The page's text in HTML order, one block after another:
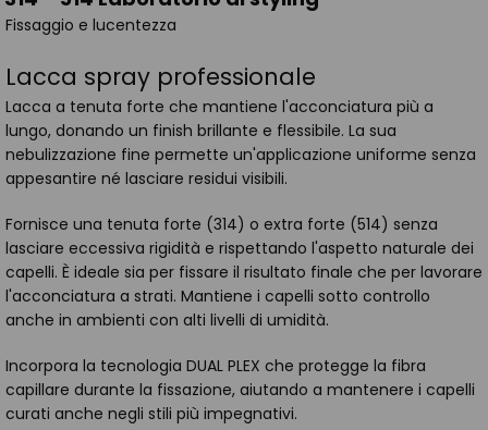
Fissaggio e lucentezza
Lacca spray professionale
Lacca a tenuta forte che mantiene l'acconciatura più a
lungo, donando un finish brillante e flessibile. La sua
nebulizzazione fine permette un'applicazione uniforme senza
appesantire né lasciare residui visibili.
Fornisce una tenuta forte (314) o extra forte (514) senza
lasciare eccessiva rigidità e rispettando l'aspetto naturale dei
capelli. È ideale sia per fissare il risultato finale che per lavorare
l'acconciatura a strati. Mantiene i capelli sotto controllo
anche in ambienti con alti livelli di umidità.
Incorpora la tecnologia DUAL PLEX che protegge la fibra
capillare durante la fissazione, aiutando a mantenere i capelli
curati anche negli stili più impegnativi.